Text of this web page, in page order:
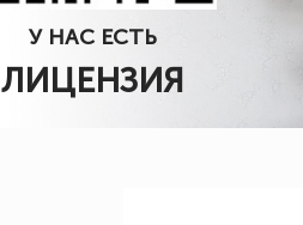
У НАС ЕСТЬ
ЛИЦЕНЗИЯ